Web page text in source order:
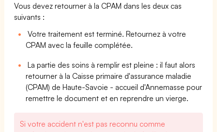
Vous devez retourner à la CPAM dans les deux cas
suivants :
Votre traitement est terminé. Retournez à votre
CPAM avec la feuille complétée.
La partie des soins à remplir est pleine : il faut alors
retourner à la Caisse primaire d'assurance maladie
(CPAM) de Haute-Savoie - accueil d'Annemasse pour
remettre le document et en reprendre un vierge.
Si votre accident n'est pas reconnu comme